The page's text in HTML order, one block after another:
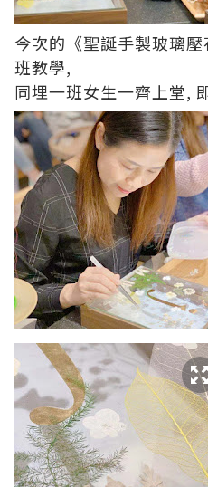
今次的《聖誕手製玻璃
班教學,
同埋一班女生一齊上堂,